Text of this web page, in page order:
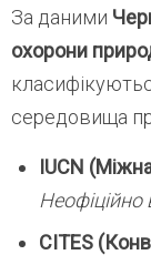
За даними
охорони
середовища
IUCN
CITES